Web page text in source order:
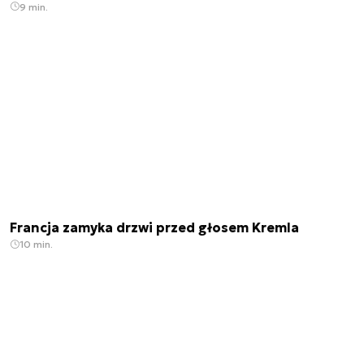
9 min.
Francja zamyka drzwi przed głosem Kremla
10 min.